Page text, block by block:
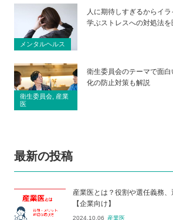
メンタルヘルス
人に期待しすぎるからイ
学ぶストレスへの対処法
衛生委員会, 産業
医
衛生委員会のテーマで面
化の防止対策も解説
最新の投稿
産業医とは？役割や選任義務
【企業向け】
2024.10.06 産業医